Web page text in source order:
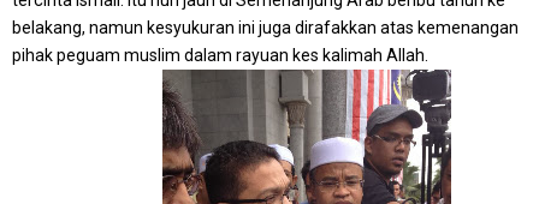
belakang, namun kesyukuran ini juga dirafakkan atas kemenangan
pihak peguam muslim dalam rayuan kes kalimah Allah.